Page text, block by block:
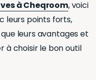
à Cheqroom, voici
leurs points forts,
leurs avantages et
à choisir le bon outil